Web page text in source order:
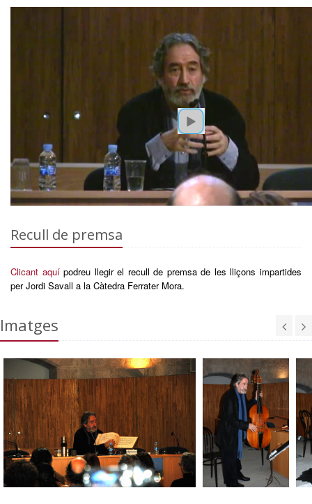
Recull de premsa
Clicant aquípodreu llegir el recull de premsa de les lliçons impartides
per Jordi Savall a la Càtedra Ferrater Mora.
Imatges